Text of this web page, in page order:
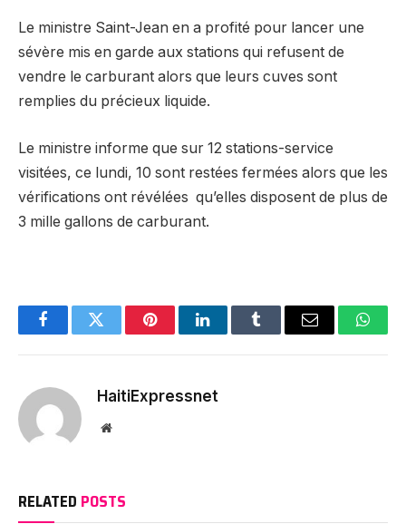
Le ministre Saint-Jean en a profité pour lancer une
sévère mis en garde aux stations qui refusent de
vendre le carburant alors que leurs cuves sont
remplies du précieux liquide.
Le ministre informe que sur 12 stations-service
visitées, ce lundi, 10 sont restées fermées alors que les
vérifications ont révélées qu’elles disposent de plus de
3 mille gallons de carburant.
FacebookTwitter PinterestLinkedInTumblr Email
HaitiExpressnet
Website
RELATED POSTS